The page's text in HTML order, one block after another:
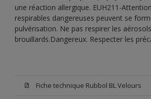
une réaction allergique. EUH211-
respirables dangereuses peuvent se
pulvérisation. Ne pas respirer les
brouillards.Dangereux. Respecter les
Fiche technique Rubbol BL Velours